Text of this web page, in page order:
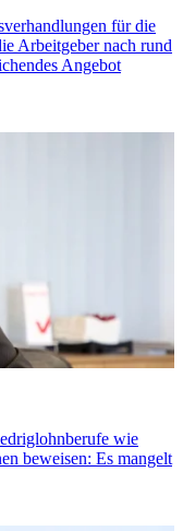
für die
Arbeitgeber nach rund
Angebot
wie
beweisen: Es mangelt